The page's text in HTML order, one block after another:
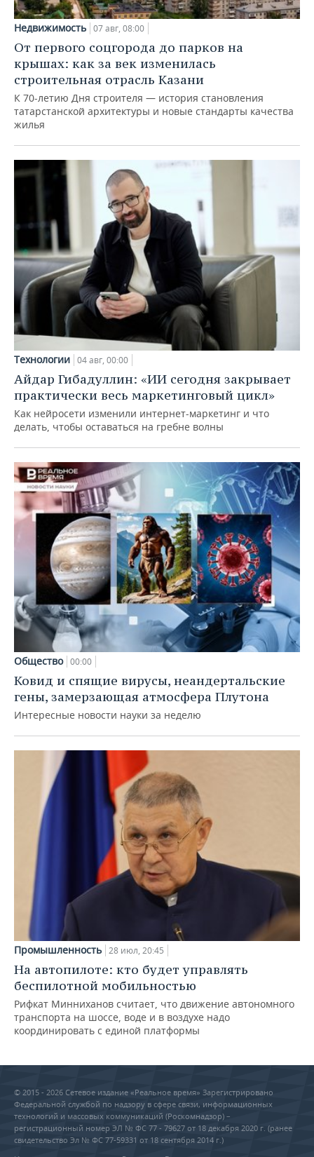
Недвижимость 07 авг, 08:00
От первого соцгорода до парков на
крышах: как за век изменилась
строительная отрасль Казани
К 70-летию Дня строителя — история становления
татарстанской архитектуры и новые стандарты качества
жилья
Технологии 04 авг, 00:00
Айдар Гибадуллин: «ИИ сегодня закрывает
практически весь маркетинговый цикл»
Как нейросети изменили интернет-маркетинг и что
делать, чтобы оставаться на гребне волны
Общество 00:00
Ковид и спящие вирусы, неандертальские
гены, замерзающая атмосфера Плутона
Интересные новости науки за неделю
Промышленность 28 июл, 20:45
На автопилоте: кто будет управлять
беспилотной мобильностью
Рифкат Минниханов считает, что движение автономного
транспорта на шоссе, воде и в воздухе надо
координировать с единой платформы
© 2015 - 2026 Сетевое издание «Реальное время» Зарегистрировано
Федеральной службой по надзору в сфере связи, информационных
технологий и массовых коммуникаций (Роскомнадзор) –
регистрационный номер ЭЛ № ФС 77 - 79627 от 18 декабря 2020 г. (ранее
свидетельство Эл № ФС 77-59331 от 18 сентября 2014 г.)